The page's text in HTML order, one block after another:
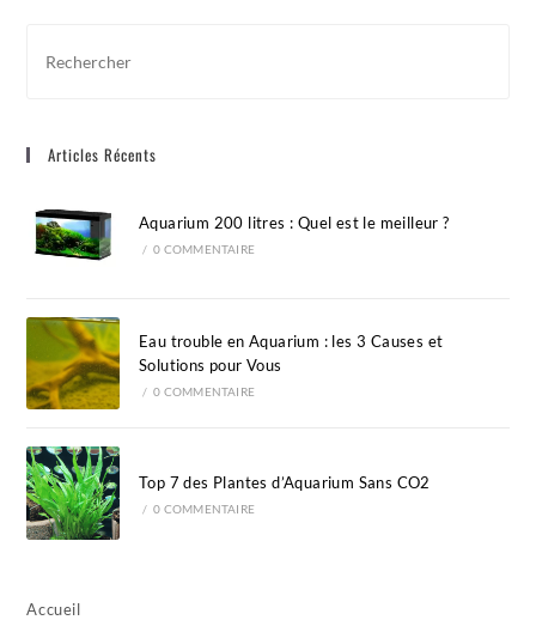
Articles Récents
Aquarium 200 litres : Quel est le meilleur ?
/ 0 COMMENTAIRE
Eau trouble en Aquarium : les 3 Causes et
Solutions pour Vous
/ 0 COMMENTAIRE
Top 7 des Plantes d’Aquarium Sans CO2
/ 0 COMMENTAIRE
Accueil